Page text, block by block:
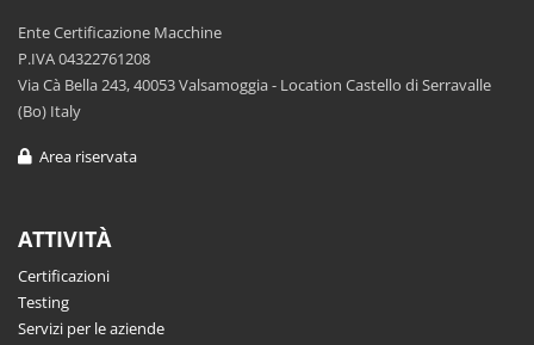
Ente Certificazione Macchine
P.IVA 04322761208
Via Cà Bella 243, 40053 Valsamoggia - Location Castello di Serravalle
(Bo) Italy
Area riservata
ATTIVITÀ
Certificazioni
Testing
Servizi per le aziende